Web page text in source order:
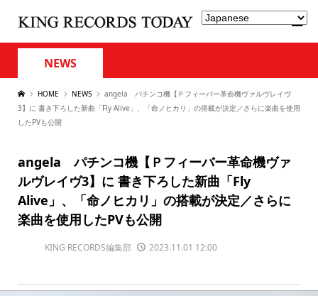
NEWS
HOME NEWS
angela パチンコ機【Ｐフィーバー革命機ヴァルヴレイヴ
3】に 書き下ろした新曲「Fly Alive」、「命ノヒカリ」の搭載が決定／さらに楽曲を使用
したPVも公開
angela パチンコ機【Ｐフィーバー革命機ヴァ
ルヴレイヴ3】に 書き下ろした新曲「Fly
Alive」、「命ノヒカリ」の搭載が決定／さらに
楽曲を使用したPVも公開
KING RECORDS編集部 2023.11.01 12:00